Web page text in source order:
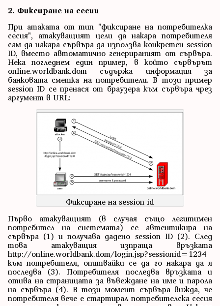
2. Фиксиране на сесии
При атаката от тип "фиксиране на потребителка
сесия", атакуващият цели да накара потребителя
сам да накара сървъра да използва конкретен session
ID, вместо автоматично генерираният от сървъра.
Нека погледнем един пример, в който сървърът
online.worldbank.dom съдържа информация за
банковата сметка на потребители. В този пример
session ID се пренася от браузера към сървъра чрез
аргумент в URL:
Фиксиране на session id
Първо атакуващият (в случая също легитимен
потребител на системата) се автентикира на
сървъра (1) и получава дадено session ID (2). След
това атакуващия изпраща връзката
http://online.worldbank.dom/login.jsp?sessionid=1234
към потребителя, опитвайки се да го накара да я
последва (3). Потребителя последва връзката и
отива на страницата за въвеждане на име и парола
на сървъра (4). В този момент сървъра вижда, че
потребителя вече е стартирал потребителска сесия